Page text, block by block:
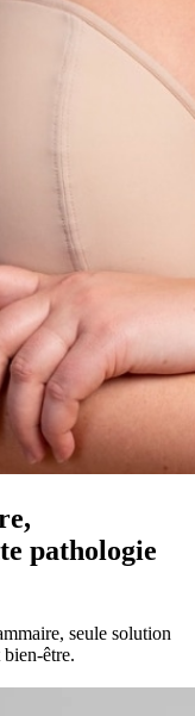
pathologie
seule solution
être.